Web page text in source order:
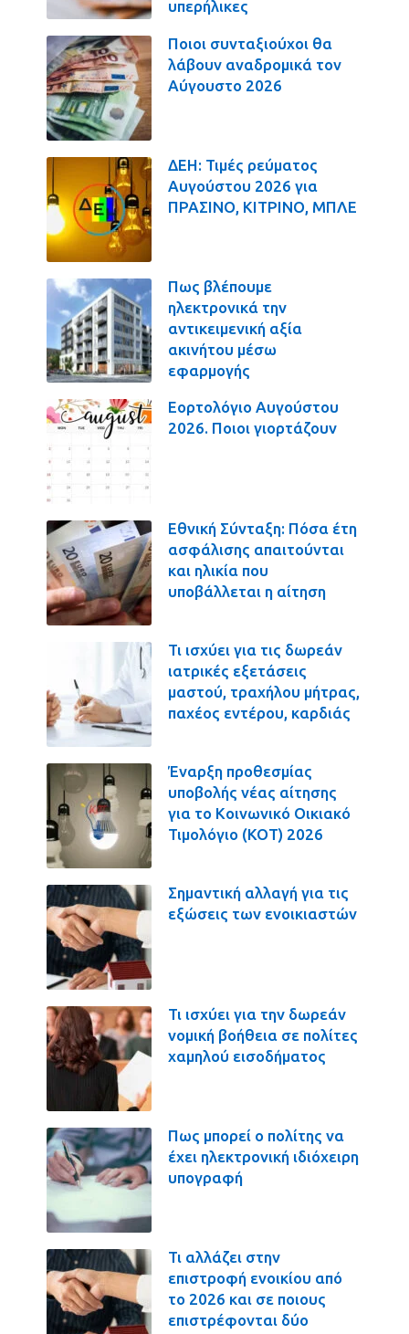
υπερήλικες
Ποιοι συνταξιούχοι θα
λάβουν αναδρομικά τον
Αύγουστο 2026
ΔΕΗ: Τιμές ρεύματος
Αυγούστου 2026 για
ΠΡΑΣΙΝΟ, ΚΙΤΡΙΝΟ, ΜΠΛΕ
Πως βλέπουμε
ηλεκτρονικά την
αντικειμενική αξία
ακινήτου μέσω
εφαρμογής
Εορτολόγιο Αυγούστου
2026. Ποιοι γιορτάζουν
Εθνική Σύνταξη: Πόσα έτη
ασφάλισης απαιτούνται
και ηλικία που
υποβάλλεται η αίτηση
Τι ισχύει για τις δωρεάν
ιατρικές εξετάσεις
μαστού, τραχήλου μήτρας,
παχέος εντέρου, καρδιάς
Έναρξη προθεσμίας
υποβολής νέας αίτησης
για το Κοινωνικό Οικιακό
Τιμολόγιο (ΚΟΤ) 2026
Σημαντική αλλαγή για τις
εξώσεις των ενοικιαστών
Τι ισχύει για την δωρεάν
νομική βοήθεια σε πολίτες
χαμηλού εισοδήματος
Πως μπορεί ο πολίτης να
έχει ηλεκτρονική ιδιόχειρη
υπογραφή
Τι αλλάζει στην
επιστροφή ενοικίου από
το 2026 και σε ποιους
επιστρέφονται δύο